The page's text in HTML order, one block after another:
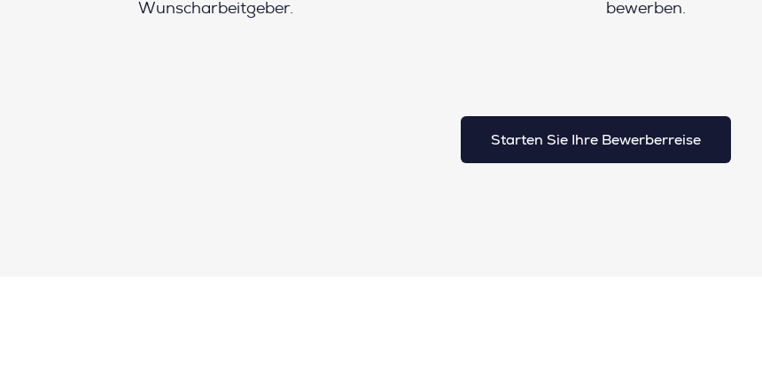
Wunscharbeitgeber.
bewerben.
Starten Sie Ihre Bewerberreise